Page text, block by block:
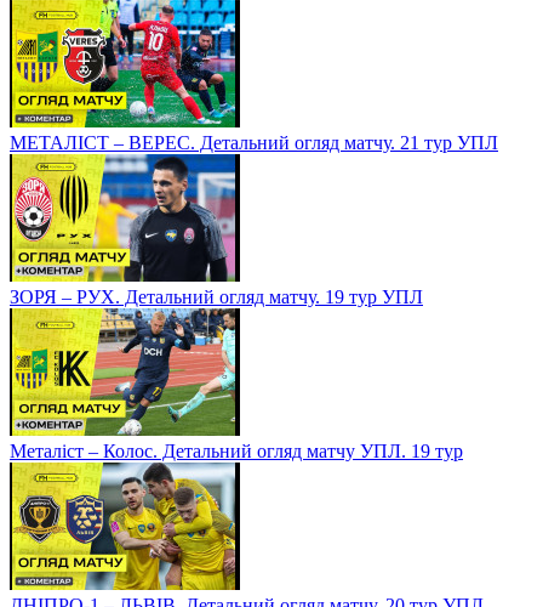
МЕТАЛІСТ – ВЕРЕС. Детальний огляд матчу. 21 тур УПЛ
ЗОРЯ – РУХ. Детальний огляд матчу. 19 тур УПЛ
Металіст – Колос. Детальний огляд матчу УПЛ. 19 тур